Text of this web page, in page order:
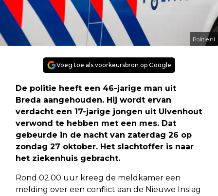
Politie.nl
Voeg toe als voorkeursbron op Google
De politie heeft een 46-jarige man uit
Breda aangehouden. Hij wordt ervan
verdacht een 17-jarige jongen uit Ulvenhout
verwond te hebben met een mes. Dat
gebeurde in de nacht van zaterdag 26 op
zondag 27 oktober. Het slachtoffer is naar
het ziekenhuis gebracht.
Rond 02.00 uur kreeg de meldkamer een
melding over een conflict aan de Nieuwe Inslag